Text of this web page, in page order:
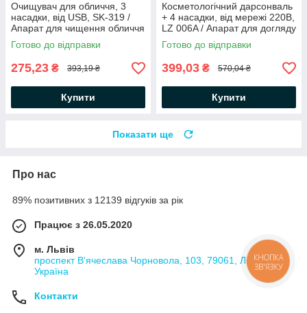
Очищувач для обличчя, 3
насадки, від USB, SK-319 /
Апарат для чищення обличчя
/ Очищувач пор обличчя
Готово до відправки
275,23 ₴ 393,19 ₴
Купити
Косметологічний дарсонваль
+ 4 насадки, від мережі 220В,
LZ 006A / Апарат для догляду
за шкірою обличчя та тіла
Готово до відправки
399,03 ₴ 570,04 ₴
Купити
Показати ще
Про нас
89% позитивних з 12139 відгуків за рік
Працює з 26.05.2020
м. Львів
проспект В'ячеслава Чорновола, 103, 79061, Львів,
Україна
Контакти
КНОПКА
ЗВ'ЯЗКУ